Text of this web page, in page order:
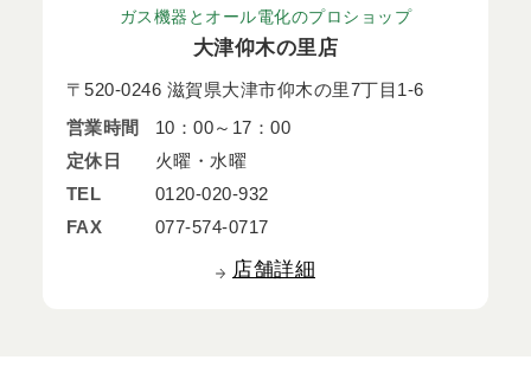
ガス機器とオール電化のプロショップ
大津仰木の里店
〒520-0246 滋賀県大津市仰木の里7丁目1-6
営業時間
10：00～17：00
定休日
火曜・水曜
TEL
0120-020-932
FAX
077-574-0717
店舗詳細